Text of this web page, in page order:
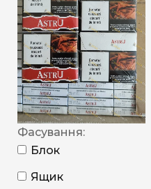
Фасування:
Блок
Ящик